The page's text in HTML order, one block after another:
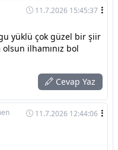
11.7.2026 15:45:37
yüklü çok güzel bir şiir
ilhamınız bol
Cevap Yaz
11.7.2026 12:44:06